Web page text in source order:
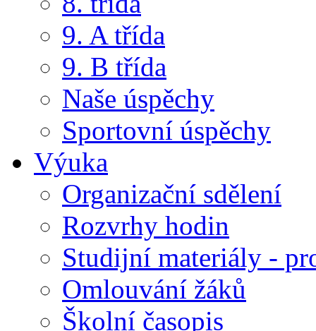
9. A třída
9. B třída
Naše úspěchy
Sportovní úspěchy
Výuka
Organizační sdělení
Rozvrhy hodin
Studijní materiály -
Omlouvání žáků
Školní časopis